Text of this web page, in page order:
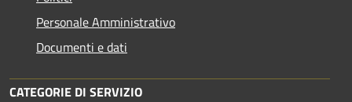
Personale Amministrativo
Documenti e dati
CATEGORIE DI SERVIZIO